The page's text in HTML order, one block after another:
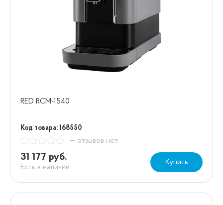
RED RCM-1540
Код товара: 168550
— отзывов нет
31 177 руб.
Есть в наличии
Купить